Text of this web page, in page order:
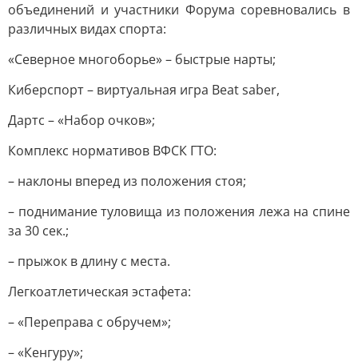
объединений и участники Форума соревновались в
различных видах спорта:
«Северное многоборье» – быстрые нарты;
Киберспорт – виртуальная игра Beat saber,
Дартс – «Набор очков»;
Комплекс нормативов ВФСК ГТО:
– наклоны вперед из положения стоя;
– поднимание туловища из положения лежа на спине
за 30 сек.;
– прыжок в длину с места.
Легкоатлетическая эстафета:
– «Переправа с обручем»;
– «Кенгуру»;